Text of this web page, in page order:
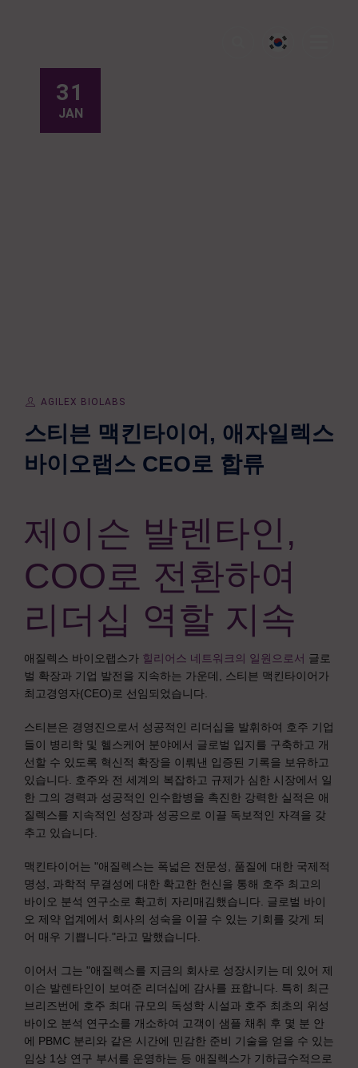
31
JAN
AGILEX BIOLABS
스티븐 맥킨타이어, 애자일렉스
바이오랩스 CEO로 합류
제이슨 발렌타인,
COO로 전환하여
리더십 역할 지속
애질렉스 바이오랩스가 힐리어스 네트워크의 일원으로서 글로
벌 확장과 기업 발전을 지속하는 가운데, 스티븐 맥킨타이어가
최고경영자(CEO)로 선임되었습니다.
스티븐은 경영진으로서 성공적인 리더십을 발휘하여 호주 기업
들이 병리학 및 헬스케어 분야에서 글로벌 입지를 구축하고 개
선할 수 있도록 혁신적 확장을 이뤄낸 입증된 기록을 보유하고
있습니다. 호주와 전 세계의 복잡하고 규제가 심한 시장에서 일
한 그의 경력과 성공적인 인수합병을 촉진한 강력한 실적은 애
질렉스를 지속적인 성장과 성공으로 이끌 독보적인 자격을 갖
추고 있습니다.
맥킨타이어는 "애질렉스는 폭넓은 전문성, 품질에 대한 국제적
명성, 과학적 무결성에 대한 확고한 헌신을 통해 호주 최고의
바이오 분석 연구소로 확고히 자리매김했습니다. 글로벌 바이
오 제약 업계에서 회사의 성숙을 이끌 수 있는 기회를 갖게 되
어 매우 기쁩니다."라고 말했습니다.
이어서 그는 "애질렉스를 지금의 회사로 성장시키는 데 있어 제
이슨 발렌타인이 보여준 리더십에 감사를 표합니다. 특히 최근
브리즈번에 호주 최대 규모의 독성학 시설과 호주 최초의 위성
바이오 분석 연구소를 개소하여 고객이 샘플 채취 후 몇 분 안
에 PBMC 분리와 같은 시간에 민감한 준비 기술을 얻을 수 있는
임상 1상 연구 부서를 운영하는 등 애질렉스가 기하급수적으로